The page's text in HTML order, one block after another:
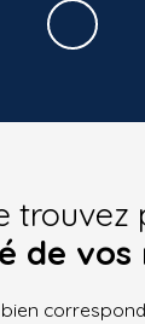
trouvez
de vos
bien